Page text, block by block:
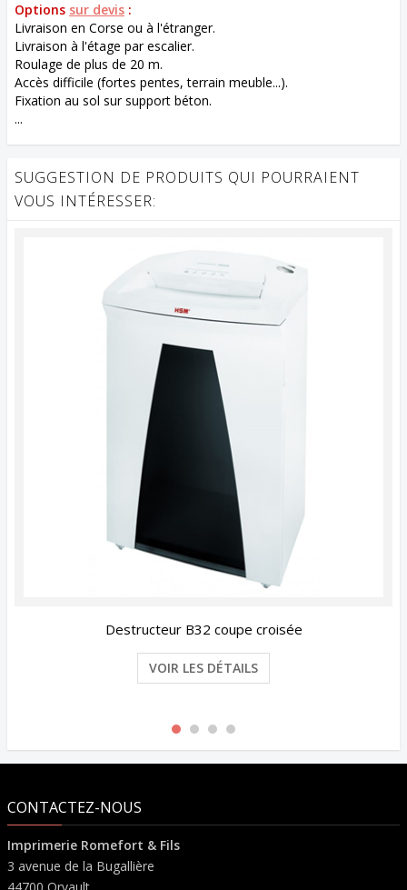
Options sur devis :
Livraison en Corse ou à l'étranger.
Livraison à l'étage par escalier.
Roulage de plus de 20 m.
Accès difficile (fortes pentes, terrain meuble...).
Fixation au sol sur support béton.
...
SUGGESTION DE PRODUITS QUI POURRAIENT
VOUS INTÉRESSER:
Destructeur B32 coupe croisée
VOIR LES DÉTAILS
CONTACTEZ-NOUS
Imprimerie Romefort & Fils
3 avenue de la Bugallière